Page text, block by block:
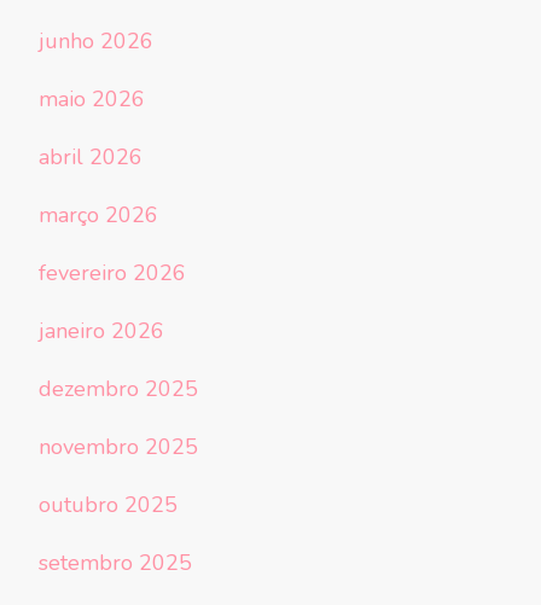
junho 2026
maio 2026
abril 2026
março 2026
fevereiro 2026
janeiro 2026
dezembro 2025
novembro 2025
outubro 2025
setembro 2025